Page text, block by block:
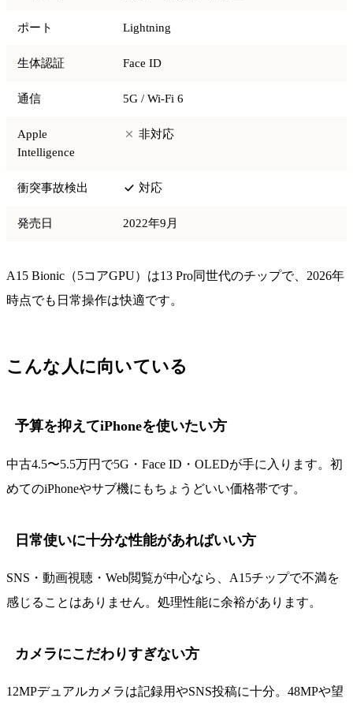
ポート Lightning
生体認証 Face ID
通信 5G / Wi-Fi 6
Apple
Intelligence
非対応
衝突事故検出 対応
発売日 2022年9月
A15 Bionic（5コアGPU）は13 Pro同世代のチップで、2026年
時点でも日常操作は快適です。
こんな人に向いている
予算を抑えてiPhoneを使いたい方
中古4.5〜5.5万円で5G・Face ID・OLEDが手に入ります。初
めてのiPhoneやサブ機にもちょうどいい価格帯です。
日常使いに十分な性能があればいい方
SNS・動画視聴・Web閲覧が中心なら、A15チップで不満を
感じることはありません。処理性能に余裕があります。
カメラにこだわりすぎない方
12MPデュアルカメラは記録用やSNS投稿に十分。48MPや望